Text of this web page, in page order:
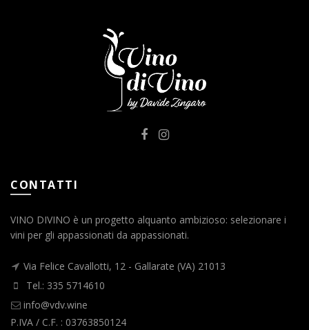
CONTATTI
VINO DIVINO è un progetto alquanto ambizioso: selezionare i
vini per gli appassionati da appassionati.
Via Felice Cavallotti, 12 - Gallarate (VA) 21013
Tel.: 335 5714610
info@vdv.wine
P.IVA / C.F. : 03763850124